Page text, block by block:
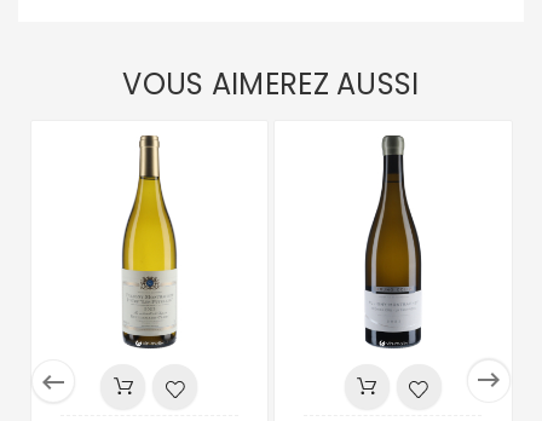
VOUS AIMEREZ AUSSI
 